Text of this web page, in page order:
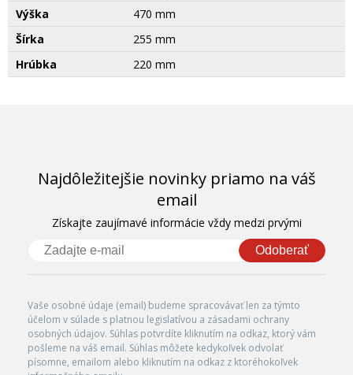
Výška
470 mm
Šírka
255 mm
Hrúbka
220 mm
Najdôležitejšie novinky priamo na váš
email
Získajte zaujímavé informácie vždy medzi prvými
Odoberať
Vaše osobné údaje (email) budeme spracovávať len za týmto
účelom v súlade s platnou legislatívou a zásadami ochrany
osobných údajov. Súhlas potvrdíte kliknutím na odkaz, ktorý vám
pošleme na váš email. Súhlas môžete kedykoľvek odvolať
písomne, emailom alebo kliknutím na odkaz z ktoréhokoľvek